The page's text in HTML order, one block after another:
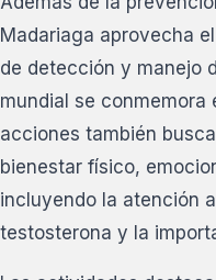
Madariaga aprovecha
de detección y manejo
mundial se conmemora
acciones también
bienestar físico,
incluyendo la atención
testosterona y la